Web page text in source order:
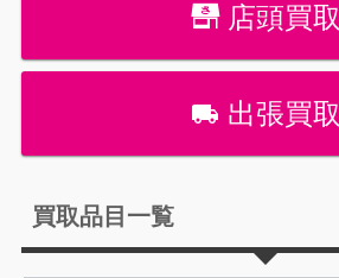
店頭買取
出張買取
買取品目一覧